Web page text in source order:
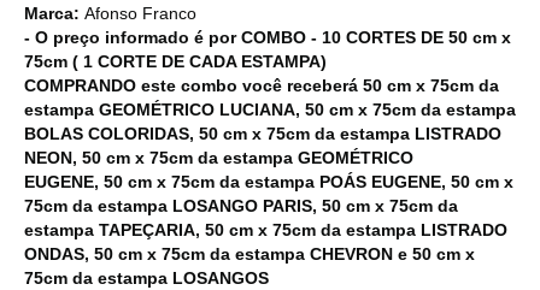
Marca: Afonso Franco
- O preço informado é por COMBO - 10 CORTES DE 50 cm x
75cm ( 1 CORTE DE CADA ESTAMPA)
COMPRANDO este combo você receberá 50 cm x 75cm da
estampa GEOMÉTRICO LUCIANA, 50 cm x 75cm da estampa
BOLAS COLORIDAS, 50 cm x 75cm da estampa LISTRADO
NEON, 50 cm x 75cm da estampa GEOMÉTRICO
EUGENE, 50 cm x 75cm da estampa POÁS EUGENE, 50 cm x
75cm da estampa LOSANGO PARIS, 50 cm x 75cm da
estampa TAPEÇARIA, 50 cm x 75cm da estampa LISTRADO
ONDAS, 50 cm x 75cm da estampa CHEVRON e 50 cm x
75cm da estampa LOSANGOS